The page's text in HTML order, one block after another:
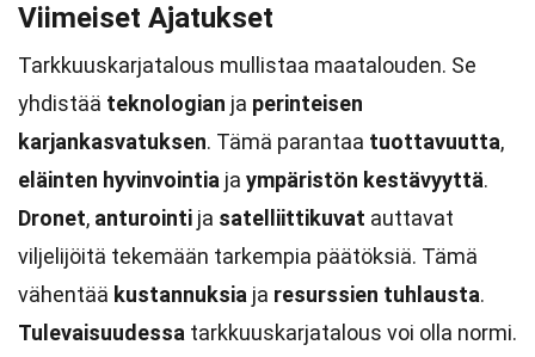
Viimeiset Ajatukset
Tarkkuuskarjatalous mullistaa maatalouden. Se
yhdistää teknologian ja perinteisen
karjankasvatuksen. Tämä parantaa tuottavuutta,
eläinten hyvinvointia ja ympäristön kestävyyttä.
Dronet, anturointi ja satelliittikuvat auttavat
viljelijöitä tekemään tarkempia päätöksiä. Tämä
vähentää kustannuksia ja resurssien tuhlausta.
Tulevaisuudessa tarkkuuskarjatalous voi olla normi.